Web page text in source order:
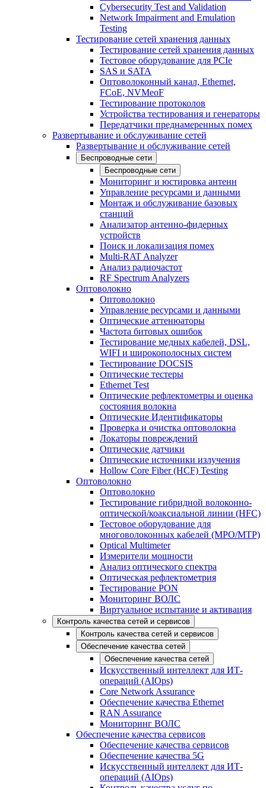
Cybersecurity Test and Validation
Network Impairment and Emulation
Testing
Тестирование сетей хранения данных
Тестирование сетей хранения данных
Тестовое оборудование для PCIe
SAS и SATA
Оптоволоконный канал, Ethernet,
FCoE, NVMeoF
Тестирование протоколов
Устройства тестирования и генераторы
Передатчики преднамеренных помех
Развертывание и обслуживание сетей
Развертывание и обслуживание сетей
Беспроводные сети
Беспроводные сети
Мониторинг и юстировка антенн
Управление ресурсами и данными
Монтаж и обслуживание базовых
станций
Анализатор антенно-фидерных
устройств
Поиск и локализация помех
Multi-RAT Analyzer
Анализ радиочастот
RF Spectrum Analyzers
Оптоволокно
Оптоволокно
Управление ресурсами и данными
Оптические aттенюаторы
Частота битовых ошибок
Тестирование медных кабелей, DSL,
WIFI и широкополосных систем
Тестирование DOCSIS
Оптические тестеры
Ethernet Test
Оптические рефлектометры и оценка
состояния волокна
Оптические Идентификаторы
Проверка и очистка оптоволокна
Локаторы повреждений
Оптические датчики
Оптические источники излучения
Hollow Core Fiber (HCF) Testing
Оптоволокно
Оптоволокно
Тестирование гибридной волоконно-
оптической/коаксиальной линии (HFC)
Тестовое оборудование для
многоволоконных кабелей (MPO/MTP)
Optical Multimeter
Измерители мощности
Анализ оптического спектра
Оптическая рефлектометрия
Тестирование PON
Мониторинг ВОЛС
Виртуальное испытание и активация
Контроль качества сетей и сервисов
Контроль качества сетей и сервисов
Обеспечение качества сетей
Обеспечение качества сетей
Искусственный интеллект для ИТ-
операций (AIOps)
Core Network Assurance
Обеспечение качества Ethernet
RAN Assurance
Мониторинг ВОЛС
Обеспечение качества сервисов
Обеспечение качества сервисов
Обеспечение качества 5G
Искусственный интеллект для ИТ-
операций (AIOps)